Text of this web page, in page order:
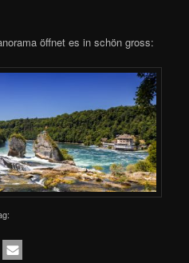
öffnet es in schön gross: